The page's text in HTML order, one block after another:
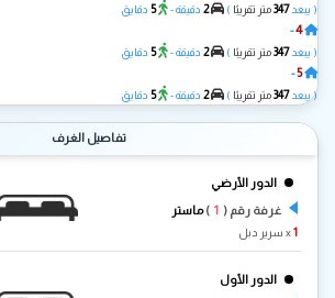
( يبعد347متر تقريبًا )
2 دقيقة - 5 دقايق
4
-
( يبعد347متر تقريبًا )
2 دقيقة - 5 دقايق
5
-
( يبعد347متر تقريبًا )
2 دقيقة - 5 دقايق
تفاصيل الغرف
الدور الأرضي
غرفة رقم ( )ماستر
1
الدور الأول